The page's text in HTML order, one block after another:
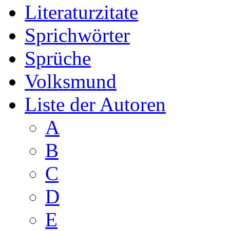
Literaturzitate
Sprichwörter
Sprüche
Volksmund
Liste der Autoren
A
B
C
D
E